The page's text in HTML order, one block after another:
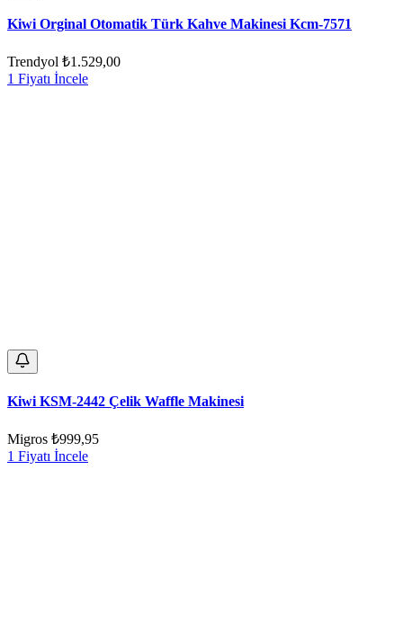
Kiwi Orginal Otomatik Türk Kahve Makinesi Kcm-7571
Trendyol ₺1.529,00
1 Fiyatı İncele
Kiwi KSM-2442 Çelik Waffle Makinesi
Migros ₺999,95
1 Fiyatı İncele